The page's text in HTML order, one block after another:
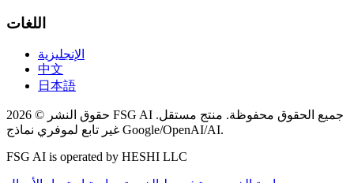
اللغات
الإنجليزية
中文
日本語
حقوق النشر © 2026 FSG AI جميع الحقوق محفوظة. منتج مستقل.
غير تابع لموفري نماذج Google/OpenAI/AI.
FSG AI is operated by HESHI LLC